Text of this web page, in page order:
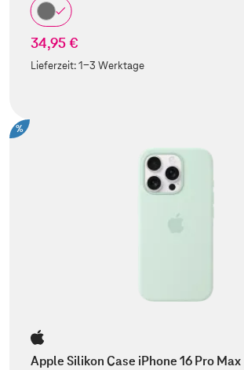
34,95 €
Lieferzeit:1-3 Werktage
%
Apple Silikon Case iPhone 16 Pro Max